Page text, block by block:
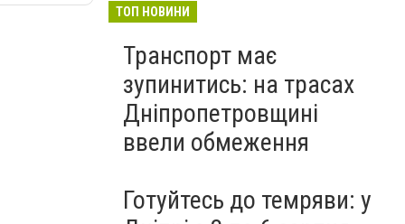
ТОП НОВИНИ
Транспорт має
зупинитись: на трасах
Дніпропетровщині
ввели обмеження
Готуйтесь до темряви: у